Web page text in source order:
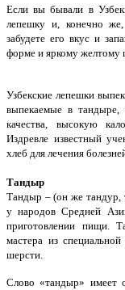
Если вы бывали в
лепешку и, конечно
забудете его вкус и
форме и яркому желтому
Узбекские лепешки
выпекаемые в
качества, высокую
Издревле известный
хлеб для лечения
Тандыр
Тандыр – (он же тандур,
у народов Средней
приготовлении пищи.
мастера из
шерсти.
Слово «тандыр» имеет